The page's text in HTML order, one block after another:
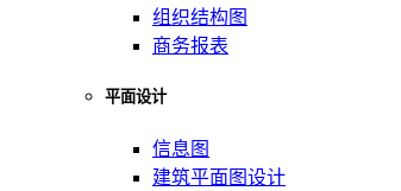
组织结构图
商务报表
平面设计
信息图
建筑平面图设计